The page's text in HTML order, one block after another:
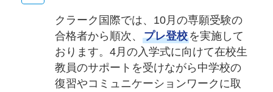
クラーク国際では、10月の専願受験の
合格者から順次、 プレ登校を実施して
おります。4月の入学式に向けて在校生
教員のサポートを受けながら中学校の
復習やコミュニケーションワークに取